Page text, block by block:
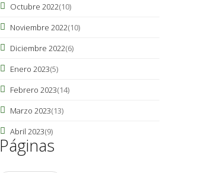
Octubre 2022(10)
Noviembre 2022(10)
Diciembre 2022(6)
Enero 2023(5)
Febrero 2023(14)
Marzo 2023(13)
Abril 2023(9)
Páginas